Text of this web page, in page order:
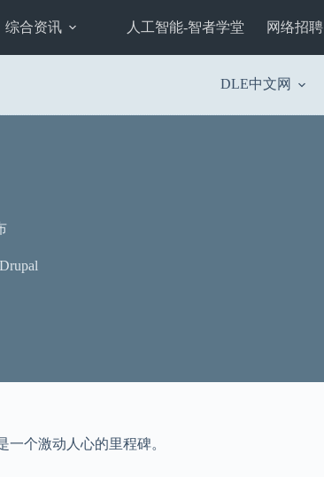
综合资讯 人工智能-智者学堂 网络招聘
DLE中文网
Drupal
一个激动人心的里程碑。